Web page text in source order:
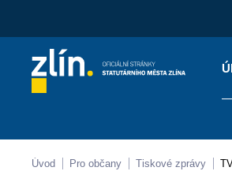
Kontakty
Úvod Pro občany Tiskové zprávy